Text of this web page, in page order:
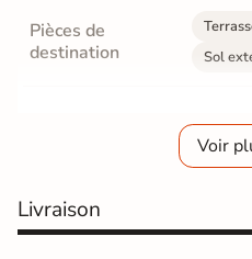
Pièces de
destination
Sol
20 mm
Coefficient
antidérapant
Voir
Livraison